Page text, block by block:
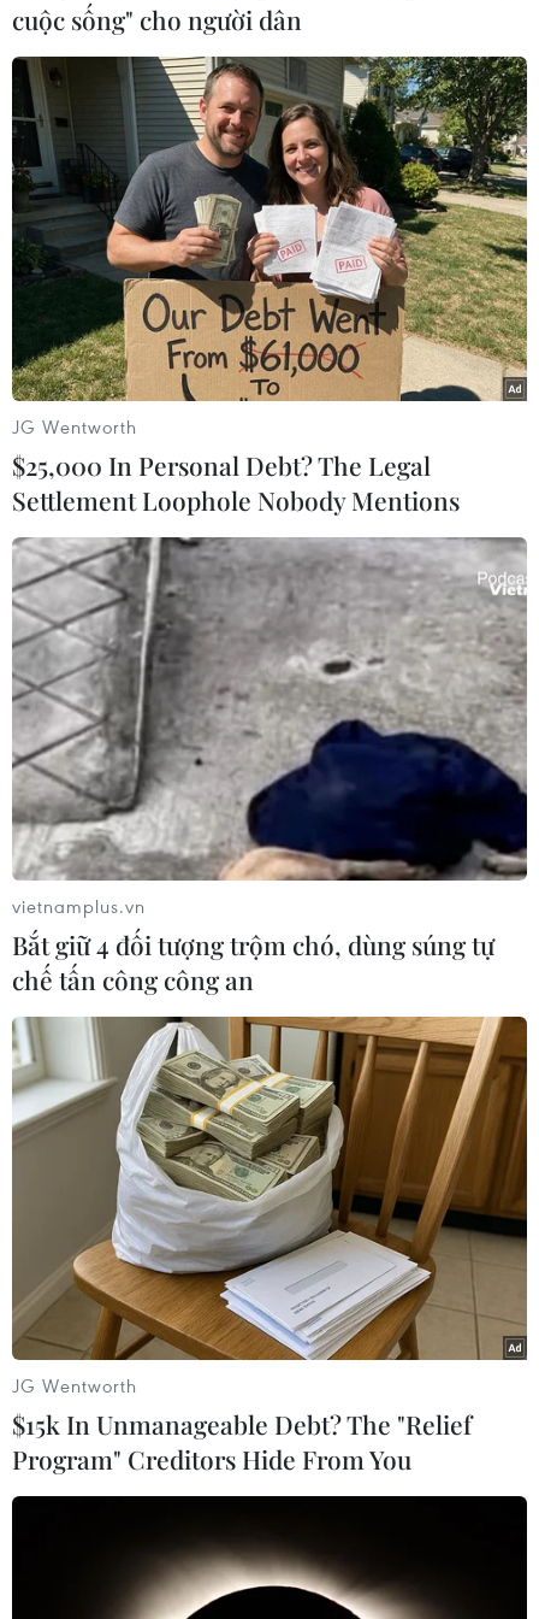
#Ủy ban Olympic Quốc tế
#Thể thao điện tử
#Olympic eSports Games
#Chủ tịch IOC
Theo dõi VietnamPlus
TIN LIÊN QUAN
Việt Nam tham dự giải đấu thể thao điện
tử tiền SEA Games 31
15/04/2022 07:00
Giải đấu thu hút 6 đội khách mời đến từ 3 quốc gia,
gồm Team Vietnam, NextPlay Esports (Việt Nam);
cuộc sống" cho người dân
JG Wentworth
$25,000 In Personal Debt? The Legal
Settlement Loophole Nobody Mentions
vietnamplus.vn
Bắt giữ 4 đối tượng trộm chó, dùng súng tự
chế tấn công công an
JG Wentworth
$15k In Unmanageable Debt? The "Relief
Program" Creditors Hide From You